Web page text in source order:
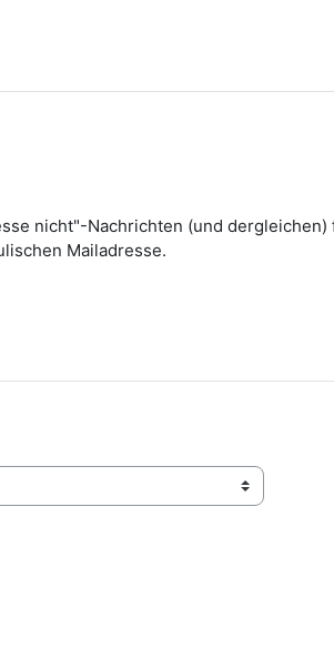
nicht"-Nachrichten (und
Mailadresse.